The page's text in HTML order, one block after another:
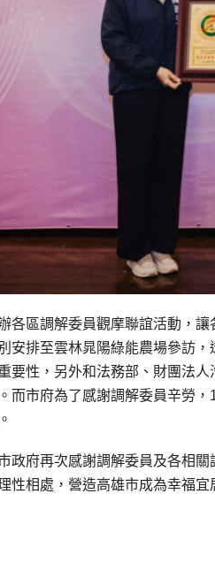
各區調解委員觀摩聯誼活動，
安排至雲林晁陽綠能農場參訪
要性，另外和法務部、財團法
而市府為了感謝調解委員辛勞
政府再次感謝調解委員及各相
性相處，營造高雄市成為幸福宜